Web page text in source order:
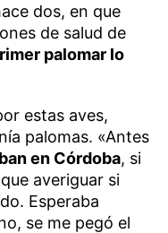
dos, en que
de salud de
palomar lo
estas aves,
palomas. «Antes
en Córdoba, si
averiguar si
Esperaba
se me pegó el